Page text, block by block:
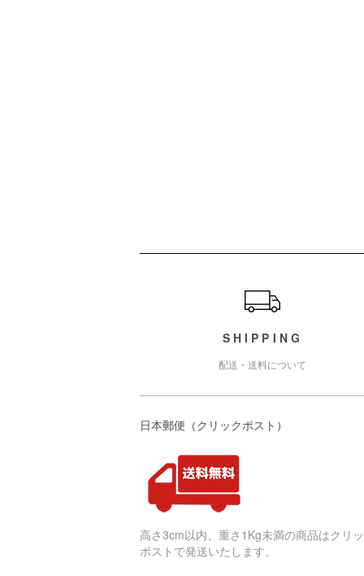
SHIPPING
配送・送料について
日本郵便（クリックポスト）
高さ3cm以内、重さ1Kg未満の商品はクリ
ポストで発送いたします。